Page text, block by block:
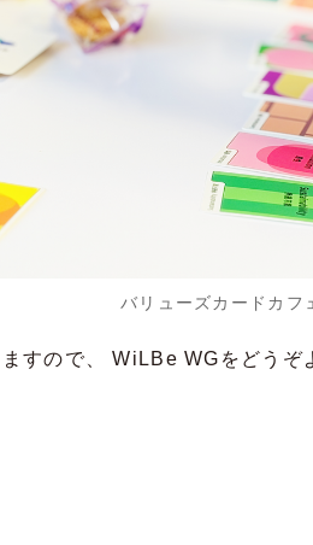
バリューズカードカフ
すので、 WiLBe WGをどうぞ